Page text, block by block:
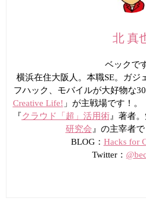
北 真
ベックで
横浜在住大阪人。本職SE。ガジ
フハック、モバイルが大好物な
Creative Life! 」が主戦場です！。
『クラウド「超」活用術』著者
研究会 』の主宰者
BLOG： Hacks for
Twitter：